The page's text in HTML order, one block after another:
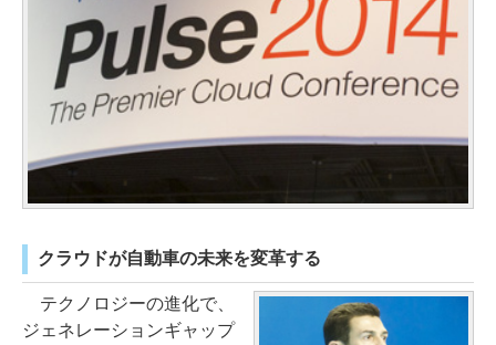
クラウドが自動車の未来を変革する
テクノロジーの進化で、
ジェネレーションギャップ